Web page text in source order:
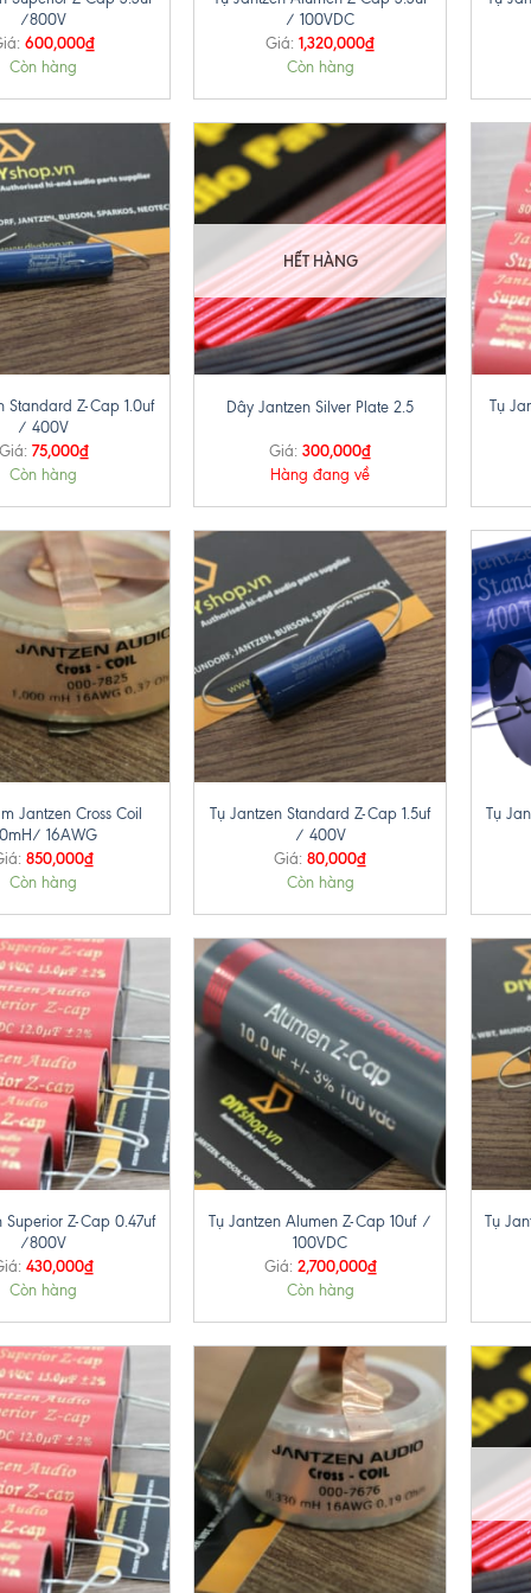
/800V
600,000₫
Còn hàng
/ 100VDC
Giá: 1,320,000₫
Còn hàng
Standard Z-Cap 1.0uf
/ 400V
75,000₫
Còn hàng
+
HẾT HÀNG
Dây Jantzen Silver Plate 2.5
Giá: 300,000₫
Hàng đang về
+
Tụ
Jantzen Cross Coil
16AWG
850,000₫
Còn hàng
Tụ Jantzen Standard Z-Cap 1.5uf
/ 400V
Giá: 80,000₫
Còn hàng
Tụ
Superior Z-Cap 0.47uf
/800V
430,000₫
Còn hàng
+
Tụ Jantzen Alumen Z-Cap 10uf /
100VDC
Giá: 2,700,000₫
Còn hàng
Tụ
+